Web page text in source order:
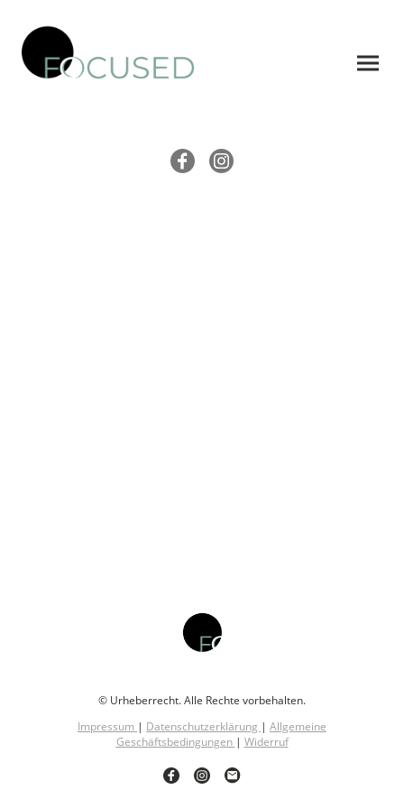
© Urheberrecht. Alle Rechte vorbehalten.
Impressum | Datenschutzerklärung | Allgemeine
Geschäftsbedingungen | Widerruf